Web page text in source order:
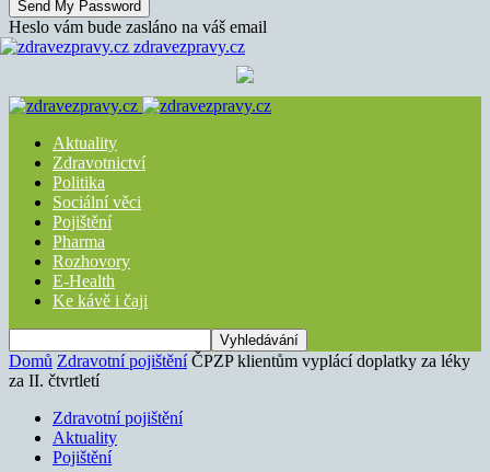
Heslo vám bude zasláno na váš email
zdravezpravy.cz
Aktuality
Zdravotnictví
Politika
Sociální věci
Pojištění
Pharma
Rozhovory
E-Health
Ke kávě i čaji
Domů Zdravotní pojištění ČPZP klientům vyplácí doplatky za léky
za II. čtvrtletí
Zdravotní pojištění
Aktuality
Pojištění